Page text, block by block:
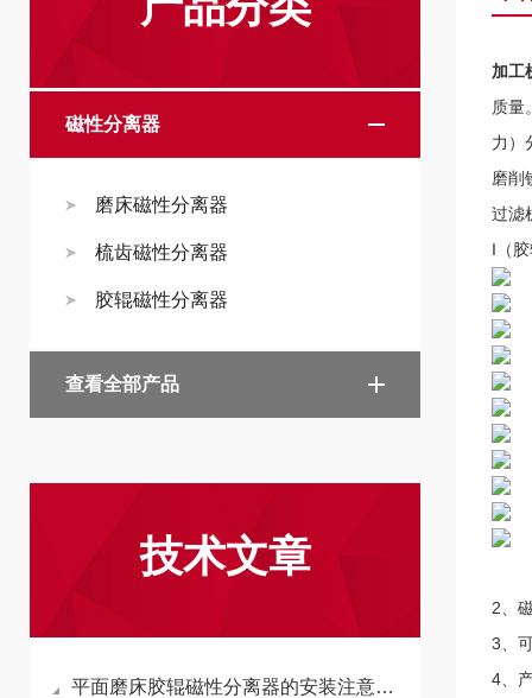
磁性分离器
磨床磁性分离器
梳齿磁性分离器
胶辊磁性分离器
查看全部产品
技术文章
平面磨床胶辊磁性分离器的安装注意事项
加工
质量
力）
磨削
过滤
I（
2、
3、
4、